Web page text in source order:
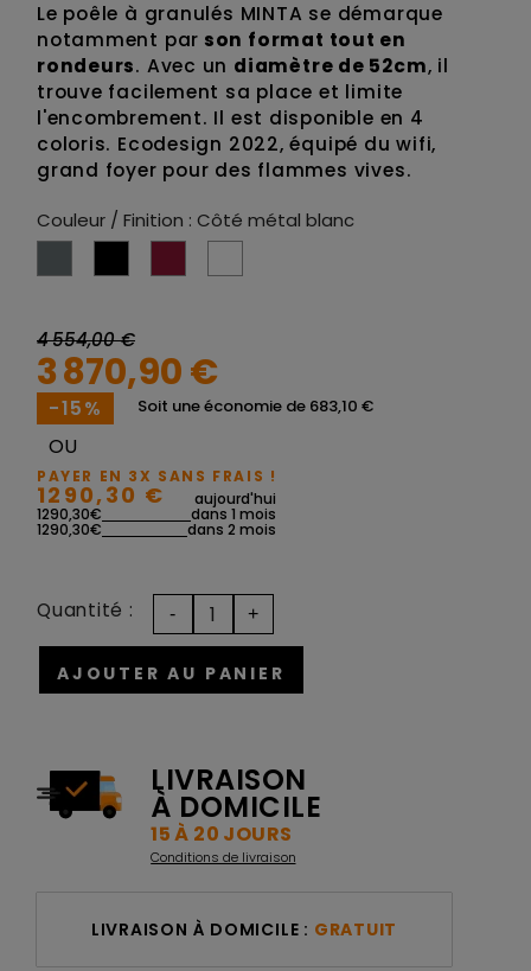
Le poêle à granulés MINTA se démarque
notamment par son format tout en
rondeurs. Avec un diamètre de 52cm, il
trouve facilement sa place et limite
l'encombrement. Il est disponible en 4
coloris. Ecodesign 2022, équipé du wifi,
grand foyer pour des flammes vives.
Couleur / Finition : Côté métal blanc
4 554,00 €
3 870,90 €
-15% Soit une économie de 683,10 €
OU
PAYER EN 3X SANS FRAIS !
1290,30 € aujourd'hui
1290,30€ dans 1 mois
1290,30€ dans 2 mois
AJOUTER AU PANIER
Quantité :
LIVRAISON
À DOMICILE
15 À 20 JOURS
Conditions de livraison
LIVRAISON À DOMICILE : GRATUIT